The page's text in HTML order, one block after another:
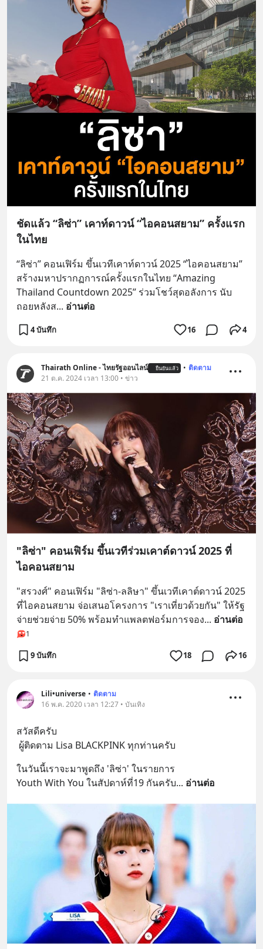
ชัดแล้ว “ลิซ่า” เคาท์ดาวน์ “ไอคอนสยาม” ครั้งแรก
ในไทย
“ลิซ่า” คอนเฟิร์ม ขึ้นเวทีเคาท์ดาวน์ 2025 “ไอคอนสยาม”
สร้างมหาปรากฏการณ์ครั้งแรกในไทย “Amazing
Thailand Countdown 2025” ร่วมโชว์สุดอลังการ นับ
ถอยหลังส... อ่านต่อ
4 บันทึก 16 4
Thairath Online - ไทยรัฐออนไลน์ ยืนยันแล้ว • ติดตาม
21 ต.ค. 2024 เวลา 13:00 • ข่าว
"ลิซ่า" คอนเฟิร์ม ขึ้นเวทีร่วมเคาต์ดาวน์ 2025 ที่
ไอคอนสยาม
"สรวงศ์" คอนเฟิร์ม "ลิซ่า-ลลิษา" ขึ้นเวทีเคาต์ดาวน์ 2025
ที่ไอคอนสยาม จ่อเสนอโครงการ "เราเที่ยวด้วยกัน" ให้รัฐ
จ่ายช่วยจ่าย 50% พร้อมทำแพลตฟอร์มการจอง... อ่านต่อ
1
9 บันทึก 18 16
Lili•universe • ติดตาม
16 พ.ค. 2020 เวลา 12:27 • บันเทิง
สวัสดีครับ
ผู้ติดตาม Lisa BLACKPINK ทุกท่านครับ
ในวันนี้เราจะมาพูดถึง 'ลิซ่า' ในรายการ
Youth With You ในสัปดาห์ที่19 กันครับ... อ่านต่อ